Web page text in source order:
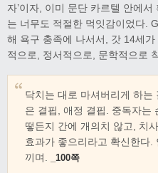
자’이자, 이미 문단 카르텔 안에
는 너무도 적절한 먹잇감이었다.
해 욕구 충족에 나서서, 갓 14세
적으로, 정서적으로, 문학적으로
닥치는 대로 마셔버리게 하
은 결핍, 애정 결핍. 중독자는
떻든지 간에 개의치 않고, 치
효과가 좋으리라고 확신한다.
끼며.
_100쪽